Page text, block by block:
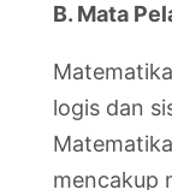
B. Mata
logis dan
mencakup